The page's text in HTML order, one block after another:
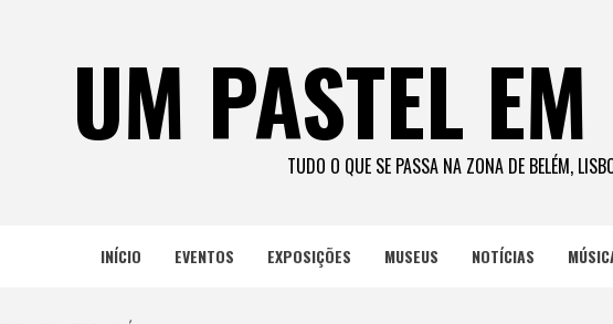
UM PASTEL
TUDO O QUE SE PASSA NA ZONA DE BELÉM,
INÍCIO EVENTOS EXPOSIÇÕES MUSEUS NOTÍCIAS